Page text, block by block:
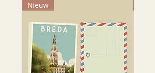
Nieuw